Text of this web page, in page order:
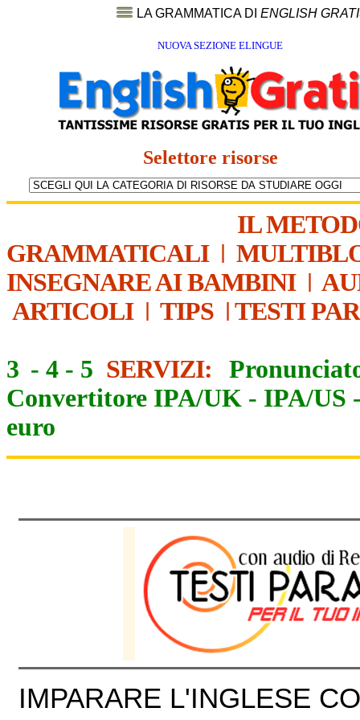
LA GRAMMATICA DI ENGLISH
NUOVA SEZIONE ELINGUE
Selettore risorse
IL
GRAMMATICALI|
INSEGNARE AI BAMBINI|
ARTICOLI| TIPS | TESTI
3 - 4 - 5 SERVIZI:
Convertitore IPA/UK - IPA/US
euro
IMPARARE L'INGLESE